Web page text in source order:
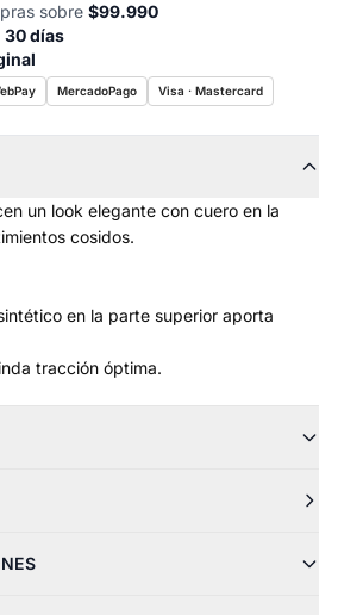
sobre $99.990
30 días
MercadoPago Visa · Mastercard
un look elegante con cuero en la
cosidos.
en la parte superior aporta
tracción óptima.